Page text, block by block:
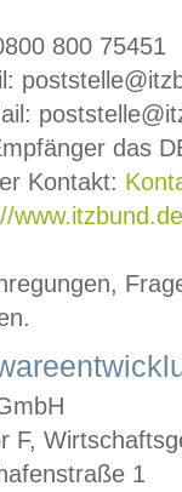
800 75451
das
Kontakt:
F,
1